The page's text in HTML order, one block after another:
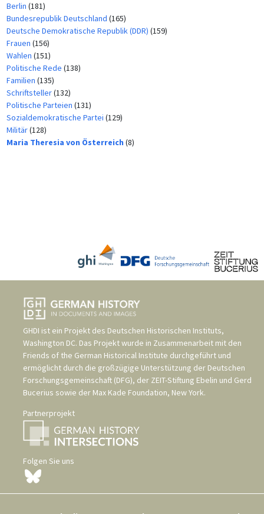
Berlin (181)
Bundesrepublik Deutschland (165)
Deutsche Demokratische Republik (DDR) (159)
Frauen (156)
Wahlen (151)
Politische Rede (138)
Familien (135)
Schriftsteller(132)
Politische Parteien (131)
Sozialdemokratische Partei (129)
Militär(128)
Maria Theresia von Österreich (8)
GHDI ist ein Projekt des Deutschen Historischen Instituts,
Washington DC. Das Projekt wurde in Zusammenarbeit mit den
Friends of the German Historical Institute durchgeführt und
ermöglicht durch die großzügige Unterstützung der Deutschen
Forschungsgemeinschaft (DFG), der ZEIT-Stiftung Ebelin und Gerd
Bucerius sowie der Max Kade Foundation, New York.
Partnerprojekt
Folgen Sie uns